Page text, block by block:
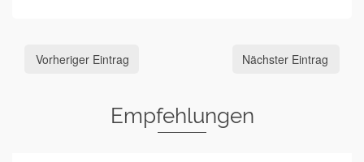
Vorheriger Eintrag Nächster Eintrag
Empfehlungen